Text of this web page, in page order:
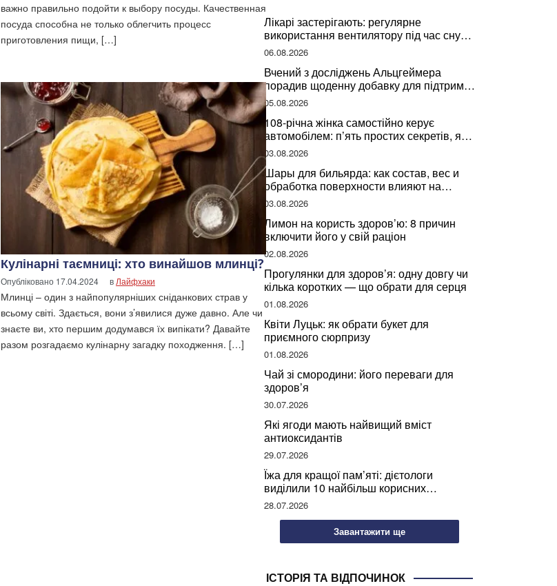
важно правильно подойти к выбору посуды. Качественная
посуда способна не только облегчить процесс
приготовления пищи, […]
Кулінарні таємниці: хто винайшов млинці?
Опубліковано 17.04.2024 в Лайфхаки
Млинці – один з найпопулярніших сніданкових страв у
всьому світі. Здається, вони з’явилися дуже давно. Але чи
знаєте ви, хто першим додумався їх випікати? Давайте
разом розгадаємо кулінарну загадку походження. […]
Лікарі застерігають: регулярне
використання вентилятору під час сну
може негативно вплинути на ваше
здоров’я
06.08.2026
Вчений з досліджень Альцгеймера
порадив щоденну добавку для підтримки
мозкової діяльності
05.08.2026
108-річна жінка самостійно керує
автомобілем: п’ять простих секретів, які
допомогли їй дожити до століття
03.08.2026
Шары для бильярда: как состав, вес и
обработка поверхности влияют на
динамику игры
03.08.2026
Лимон на користь здоров’ю: 8 причин
включити його у свій раціон
02.08.2026
Прогулянки для здоров’я: одну довгу чи
кілька коротких — що обрати для серця
01.08.2026
Квіти Луцьк: як обрати букет для
приємного сюрпризу
01.08.2026
Чай зі смородини: його переваги для
здоров’я
30.07.2026
Які ягоди мають найвищий вміст
антиоксидантів
29.07.2026
Їжа для кращої пам’яті: дієтологи
виділили 10 найбільш корисних
продуктів
28.07.2026
Завантажити ще
ІСТОРІЯ ТА ВІДПОЧИНОК